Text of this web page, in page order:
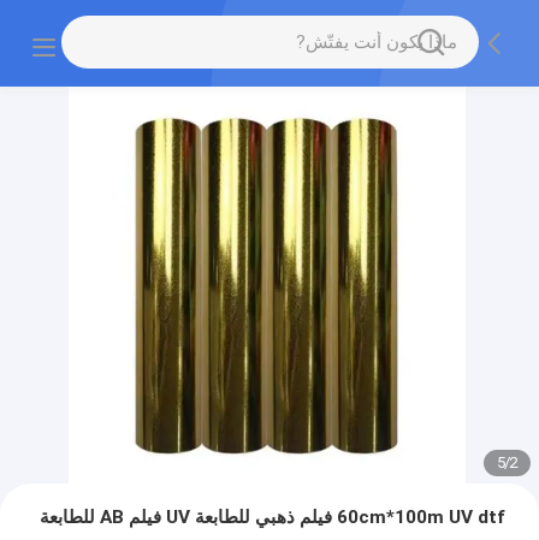
2
/
5
60cm*100m UV dtf فيلم ذهبي للطابعة UV فيلم AB للطابعة